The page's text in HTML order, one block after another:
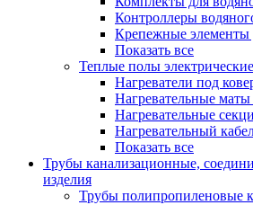
Контроллеры
Крепежные элементы
Показать все
Теплые полы
Нагреватели под
Нагревательные маты
Нагревательные
Нагревательный
Показать все
Трубы канализационные,
изделия
Трубы полипропиленовые